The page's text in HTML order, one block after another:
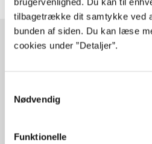
tilbagetrække dit samtykke ved
bunden af siden. Du kan læse
cookies under ”Detaljer”.
Nødvendig
Funktionelle